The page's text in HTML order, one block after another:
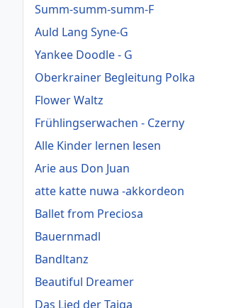
Summ-summ-summ-F
Auld Lang Syne-G
Yankee Doodle - G
Oberkrainer Begleitung Polka
Flower Waltz
Frühlingserwachen - Czerny
Alle Kinder lernen lesen
Arie aus Don Juan
atte katte nuwa -akkordeon
Ballet from Preciosa
Bauernmadl
Bandltanz
Beautiful Dreamer
Das Lied der Taiga